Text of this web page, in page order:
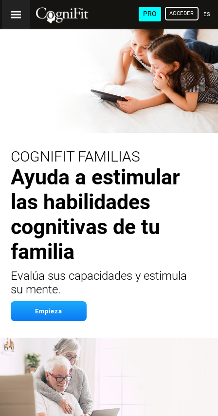
PRO ACCEDER
COGNIFIT FAMILIAS
Ayuda a estimular
las habilidades
cognitivas de tu
familia
Evalúa sus capacidades y estimula
su mente.
Empieza